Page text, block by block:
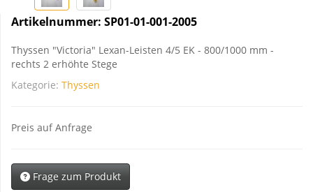
Artikelnummer: SP01-01-001-2005
Thyssen "Victoria" Lexan-Leisten 4/5 EK - 800/1000 mm -
rechts 2 erhöhte Stege
Kategorie: Thyssen
Preis auf Anfrage
Frage zum Produkt